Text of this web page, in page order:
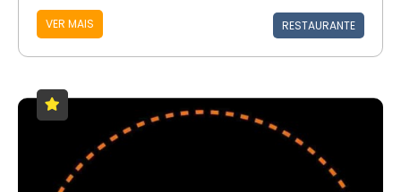
VER MAIS RESTAURANTE